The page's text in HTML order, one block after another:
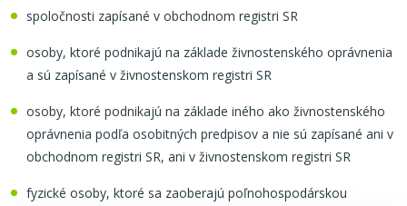
spoločnosti zapísané v obchodnom registri SR
osoby, ktoré podnikajú na základe živnostenského oprávnenia
a sú zapísané v živnostenskom registri SR
osoby, ktoré podnikajú na základe iného ako živnostenského
oprávnenia podľa osobitných predpisov a nie sú zapísané ani v
obchodnom registri SR, ani v živnostenskom registri SR
fyzické osoby, ktoré sa zaoberajú poľnohospodárskou